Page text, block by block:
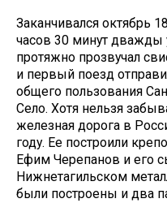
Заканчивался октябрь
часов 30 минут дважды
протяжно прозвучал
и первый поезд
общего пользования
Село. Хотя нельзя
железная дорога в
году. Ее построили
Ефим Черепанов и его
Нижнетагильском
были построены и два